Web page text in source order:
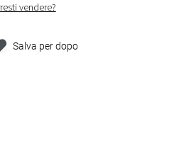
vendere?
Salva per dopo